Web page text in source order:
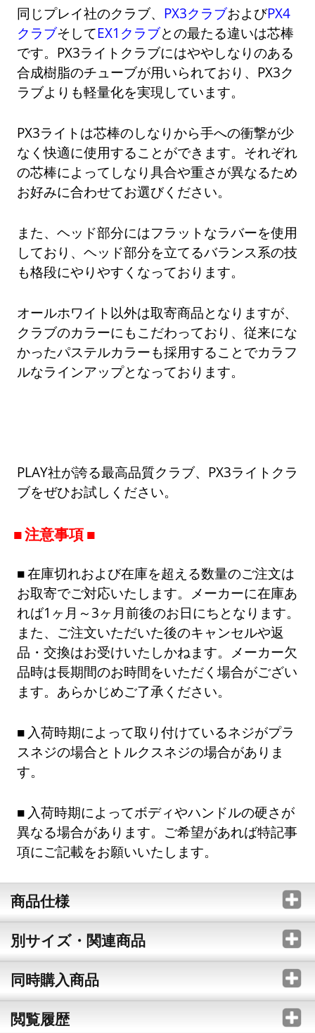
同じプレイ社のクラブ、 PX3クラブおよびPX4
クラブそしてEX1クラブとの最たる違いは芯棒
です。PX3ライトクラブにはややしなりのある
合成樹脂のチューブが用いられており、PX3ク
ラブよりも軽量化を実現しています。
PX3ライトは芯棒のしなりから手への衝撃が少
なく快適に使用することができます。それぞれ
の芯棒によってしなり具合や重さが異なるため
お好みに合わせてお選びください。
また、ヘッド部分にはフラットなラバーを使用
しており、ヘッド部分を立てるバランス系の技
も格段にやりやすくなっております。
オールホワイト以外は取寄商品となりますが、
クラブのカラーにもこだわっており、従来にな
かったパステルカラーも採用することでカラフ
ルなラインアップとなっております。
PLAY社が誇る最高品質クラブ、PX3ライトクラ
ブをぜひお試しください。
注意事項
在庫切れおよび在庫を超える数量のご注文は
お取寄でご対応いたします。メーカーに在庫あ
れば1ヶ月～3ヶ月前後のお日にちとなります。
また、ご注文いただいた後のキャンセルや返
品・交換はお受けいたしかねます。メーカー欠
品時は長期間のお時間をいただく場合がござい
ます。あらかじめご了承ください。
入荷時期によって取り付けているネジがプラ
スネジの場合とトルクスネジの場合がありま
す。
入荷時期によってボディやハンドルの硬さが
異なる場合があります。ご希望があれば特記事
項にご記載をお願いいたします。
商品仕様
別サイズ・関連商品
同時購入商品
閲覧履歴